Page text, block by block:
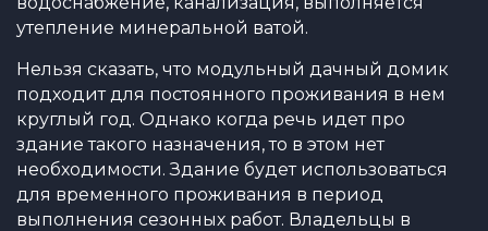
утепление минеральной ватой.
Нельзя сказать, что модульный дачный домик
подходит для постоянного проживания в нем
круглый год. Однако когда речь идет про
здание такого назначения, то в этом нет
необходимости. Здание будет использоваться
для временного проживания в период
выполнения сезонных работ. Владельцы в